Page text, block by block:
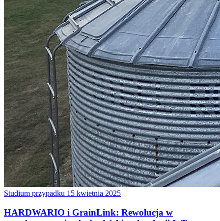
Studium przypadku 15 kwietnia 2025
HARDWARIO i GrainLink: Rewolucja w